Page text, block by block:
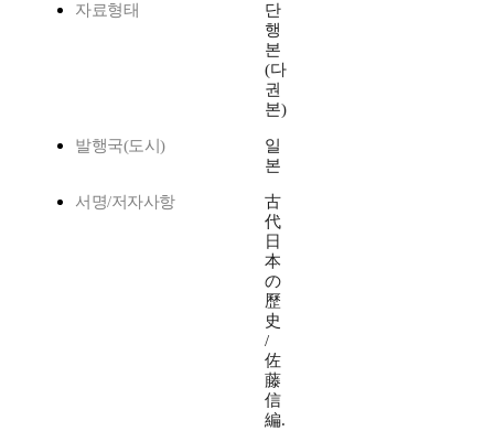
자료형태
단
행
본
(다
권
본)
발행국(도시)
일
본
서명/저자사항
古
代
日
本
の
歷
史
/
佐
藤
信
編.